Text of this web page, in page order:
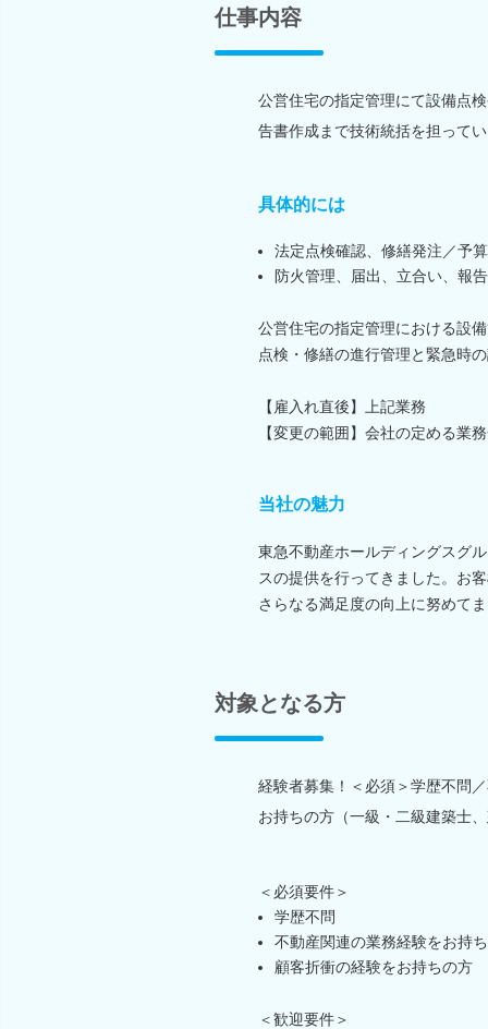
仕事内容
公営住宅の指定管理にて設備点
告書作成まで技術統括を担って
具体的には
法定点検確認、修繕発注／予
防火管理、届出、立合い、報
公営住宅の指定管理における設
点検・修繕の進行管理と緊急時
【雇入れ直後】上記業務
【変更の範囲】会社の定める業
当社の魅力
東急不動産ホールディングスグ
スの提供を行ってきました。お
さらなる満足度の向上に努めて
対象となる方
経験者募集！＜必須＞学歴不問
お持ちの方（一級・二級建築士
＜必須要件＞
学歴不問
不動産関連の業務経験をお持
顧客折衝の経験をお持ちの方
＜歓迎要件＞